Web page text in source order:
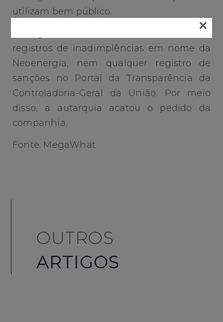
utilizam bem público.
registros de inadimplências em nome da
Neoenergia, nem qualquer registro de
sanções no Portal da Transparência da
Controladoria-Geral da União. Por meio
disso, a autarquia acatou o pedido da
companhia.
Fonte: MegaWhat
OUTROS
ARTIGOS
×